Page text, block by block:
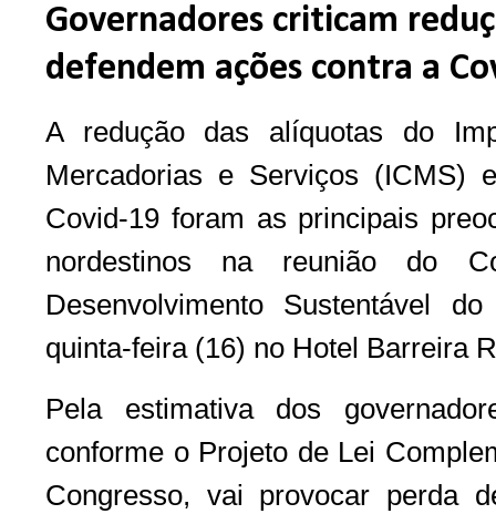
Governadores criticam
defendem ações contra a
A redução das alíquotas do
Mercadorias e Serviços (ICMS)
Covid-19 foram as principais
nordestinos na reunião do
Desenvolvimento Sustentável
quinta-feira (16) no Hotel Barreira
Pela estimativa dos
conforme o Projeto de Lei
Congresso, vai provocar perda